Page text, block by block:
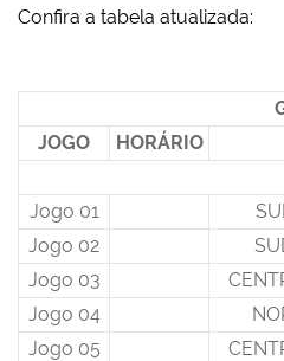
Confira a tabela atualizada:
JOGO
HORÁRIO
Jogo 01
Jogo 02
Jogo 03
Jogo 04
Jogo 05